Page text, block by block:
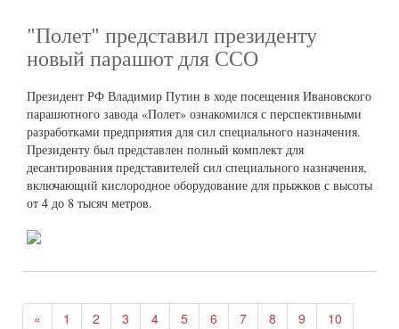
"Полет" представил президенту
новый парашют для ССО
Президент РФ Владимир Путин в ходе посещения Ивановского
парашютного завода «Полет» ознакомился с перспективными
разработками предприятия для сил специального назначения.
Президенту был представлен полный комплект для
десантирования представителей сил специального назначения,
включающий кислородное оборудование для прыжков с высоты
от 4 до 8 тысяч метров.
« 1 2 3 4 5 6 7 8 9
10